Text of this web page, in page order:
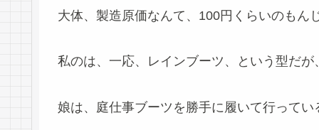
大体、製造原価なんて、100円くらいのもん
私のは、一応、レインブーツ、という型だが、
娘は、庭仕事ブーツを勝手に履いて行ってい